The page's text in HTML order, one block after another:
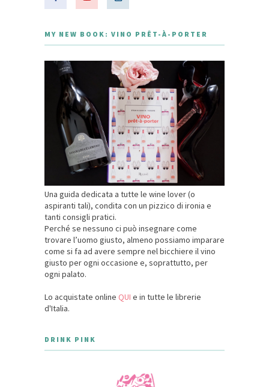
MY NEW BOOK: VINO PRÊT-À-PORTER
Una guida dedicata a tutte le wine lover (o
aspiranti tali), condita con un pizzico di ironia e
tanti consigli pratici.
Perché se nessuno ci può insegnare come
trovare l’uomo giusto, almeno possiamo imparare
come si fa ad avere sempre nel bicchiere il vino
giusto per ogni occasione e, soprattutto, per
ogni palato.
Lo acquistate online QUI e in tutte le librerie
d'Italia.
DRINK PINK